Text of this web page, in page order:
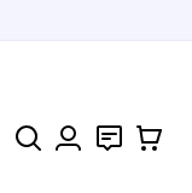
搜索 聯絡 購物車